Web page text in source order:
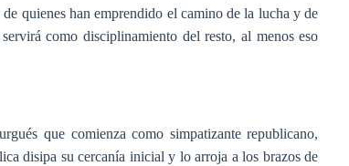
quienes han emprendido el camino de la lucha y de
como disciplinamiento del resto, al menos eso
que comienza como simpatizante republicano,
disipa su cercanía inicial y lo arroja a los brazos de